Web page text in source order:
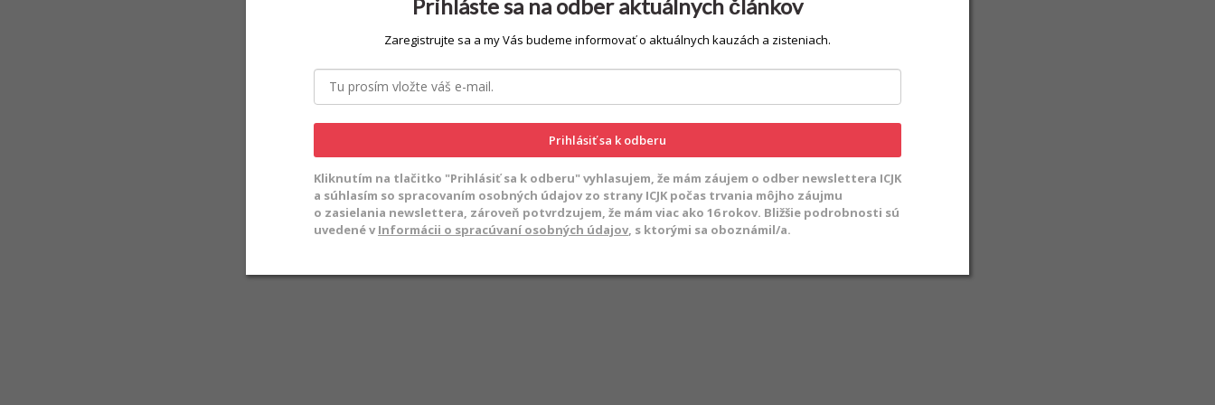
Prihláste sa na odber aktuálnych článkov
Zaregistrujte sa a my Vás budeme informovať o aktuálnych kauzách a zisteniach.
Prihlásiť sa k odberu
Kliknutím na tlačitko "Prihlásiť sa k odberu" vyhlasujem, že mám záujem o odber newslettera ICJK
a súhlasím so spracovaním osobných údajov zo strany ICJK počas trvania môjho záujmu
o zasielania newslettera, zároveň potvrdzujem, že mám viac ako 16 rokov. Bližšie podrobnosti sú
uvedené v Informácii o spracúvaní osobných údajov, s ktorými sa oboznámil/a.